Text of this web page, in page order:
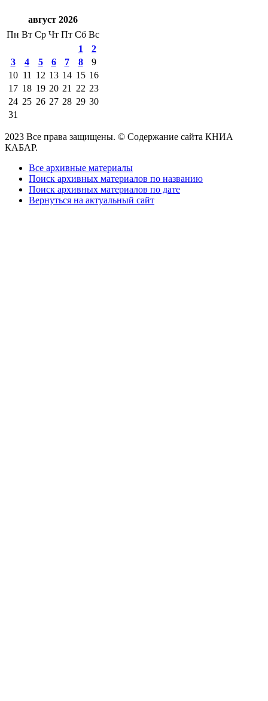
август 2026
Пн Вт Ср Чт Пт Сб Вс
1
2
3
4 5 6 7 8
9
10 11 12 13 14 15 16
17 18 19 20 21 22 23
24 25 26 27 28 29 30
31
2023 Все права защищены. © Содержание сайта КНИА
КАБАР.
Все архивные материалы
Поиск архивных материалов по названию
Поиск архивных материалов по дате
Вернуться на актуальный сайт